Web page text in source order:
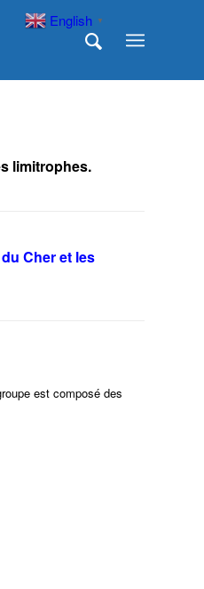
limitrophes.
Cher et les
est composé des
English ▼